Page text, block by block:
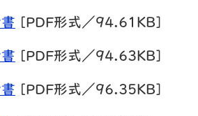
[PDF形式／94.61KB]
[PDF形式／94.63KB]
[PDF形式／96.35KB]